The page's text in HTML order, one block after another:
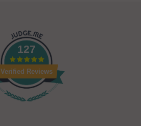
127
Verified Reviews